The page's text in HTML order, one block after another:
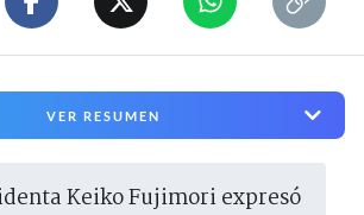
VER RESUMEN